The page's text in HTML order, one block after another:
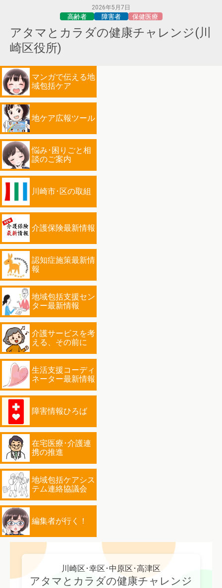
2026年5月7日
高齢者 障害者 保健医療
アタマとカラダの健康チャレンジ(川
崎区役所)
マンガで伝える地
域包括ケア
地ケア広報ツール
悩み･困りごと相
談のご案内
川崎市･区の取組
介護保険最新情報
認知症施策最新情
報
地域包括支援セン
ター最新情報
介護サービスを考
える、その前に
生活支援コーディ
ネーター最新情報
障害情報ひろば
在宅医療･介護連
携の推進
地域包括ケアシス
テム連絡協議会
編集者が行く！
川崎区･幸区･中原区･高津区
アタマとカラダの健康チャレンジ